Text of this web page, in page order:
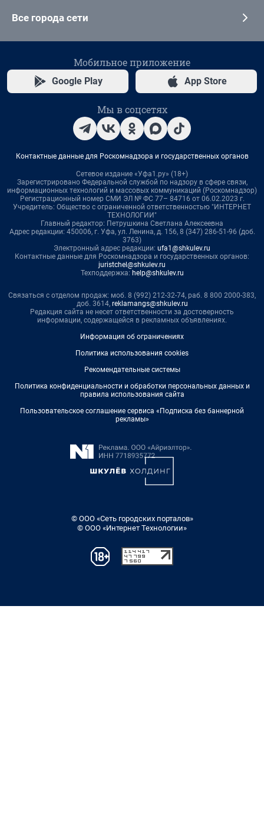
Все города сети
Мобильное приложение
Google Play App Store
Мы в соцсетях
Контактные данные для Роскомнадзора и государственных органов
Сетевое издание «Уфа1.ру» (18+)
Зарегистрировано Федеральной службой по надзору в сфере связи,
информационных технологий и массовых коммуникаций (Роскомнадзор)
Регистрационный номер СМИ ЭЛ № ФС 77– 84716 от 06.02.2023 г.
Учредитель: Общество с ограниченной ответственностью "ИНТЕРНЕТ
ТЕХНОЛОГИИ"
Главный редактор: Петрушкина Светлана Алексеевна
Адрес редакции: 450006, г. Уфа, ул. Ленина, д. 156, 8 (347) 286-51-96 (доб.
3763)
Электронный адрес редакции: ufa1@shkulev.ru
Контактные данные для Роскомнадзора и государственных органов:
juristchel@shkulev.ru
Техподдержка: help@shkulev.ru
Связаться с отделом продаж: моб. 8 (992) 212-32-74, раб. 8 800 2000-383,
доб. 3614, reklamangs@shkulev.ru
Редакция сайта не несет ответственности за достоверность
информации, содержащейся в рекламных объявлениях.
Информация об ограничениях
Политика использования cookies
Рекомендательные системы
Политика конфиденциальности и обработки персональных данных и
правила использования сайта
Пользовательское соглашение сервиса «Подписка без баннерной
рекламы»
© ООО «Сеть городских порталов»
© ООО «Интернет Технологии»